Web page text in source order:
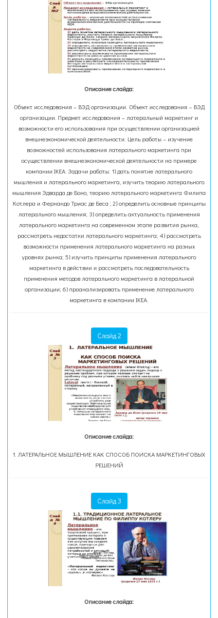
Описание слайда:
Объект исследования – ВЭД организации. Объект исследования – ВЭД
организации. Предмет исследования – латеральный маркетинг и
возможности его использования при осуществлении организацией
внешнеэкономической деятельности. Цель работы – изучение
возможностей использования латерального маркетинга при
осуществлении внешнеэкономической деятельности на примере
компании IKEA. Задачи работы: 1) дать понятие латерального
мышления и латерального маркетинга, изучить теорию латерального
мышления Эдварда де Боно, теорию латерального маркетинга Филипа
Котлера и Фернандо Триас де Беса ; 2) определить основные принципы
латерального мышления; 3) определить актуальность применения
латерального маркетинга на современном этапе развития рынка,
рассмотреть недостатки латерального маркетинга; 4) рассмотреть
возможности применения латерального маркетинга на разных
уровнях рынка; 5) изучить принципы применения латерального
маркетинга в действии и рассмотреть последовательность
применения методов латерального маркетинга в латеральной
организации; 6) проанализировать применение латерального
маркетинга в компании IKEA.
Слайд 2
Описание слайда:
1. ЛАТЕРАЛЬНОЕ МЫШЛЕНИЕ КАК СПОСОБ ПОИСКА МАРКЕТИНГОВЫХ
РЕШЕНИЙ
Слайд 3
Описание слайда: